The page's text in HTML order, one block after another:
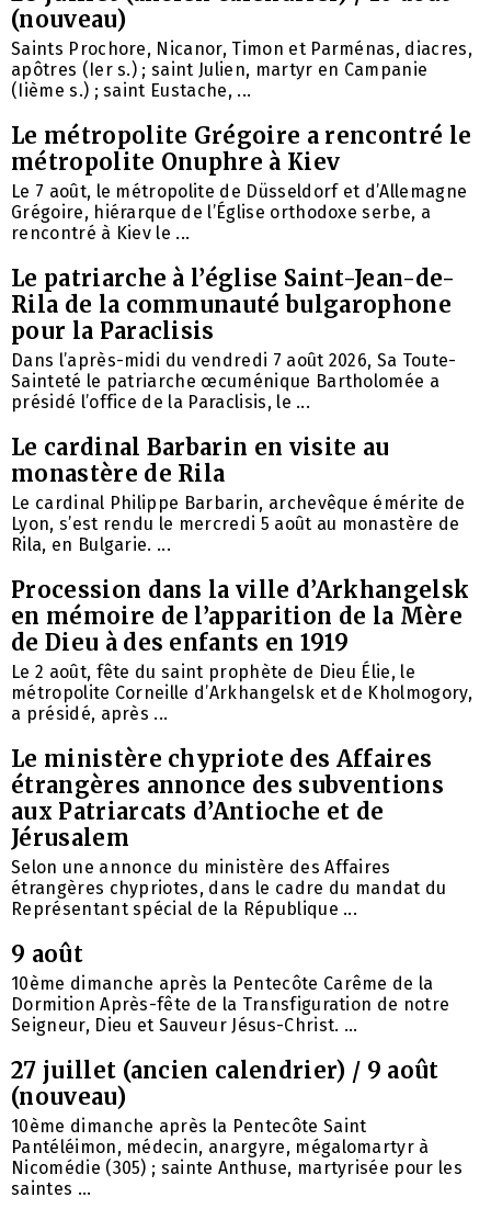
(nouveau)
Saints Prochore, Nicanor, Timon et Parménas, diacres,
apôtres (Ier s.) ; saint Julien, martyr en Campanie
(Iième s.) ; saint Eustache, ...
Le métropolite Grégoire a rencontré le
métropolite Onuphre à Kiev
Le 7 août, le métropolite de Düsseldorf et d’Allemagne
Grégoire, hiérarque de l’Église orthodoxe serbe, a
rencontré à Kiev le ...
Le patriarche à l’église Saint-Jean-de-
Rila de la communauté bulgarophone
pour la Paraclisis
Dans l’après-midi du vendredi 7 août 2026, Sa Toute-
Sainteté le patriarche œcuménique Bartholomée a
présidé l’office de la Paraclisis, le ...
Le cardinal Barbarin en visite au
monastère de Rila
Le cardinal Philippe Barbarin, archevêque émérite de
Lyon, s’est rendu le mercredi 5 août au monastère de
Rila, en Bulgarie. ...
Procession dans la ville d’Arkhangelsk
en mémoire de l’apparition de la Mère
de Dieu à des enfants en 1919
Le 2 août, fête du saint prophète de Dieu Élie, le
métropolite Corneille d’Arkhangelsk et de Kholmogory,
a présidé, après ...
Le ministère chypriote des Affaires
étrangères annonce des subventions
aux Patriarcats d’Antioche et de
Jérusalem
Selon une annonce du ministère des Affaires
étrangères chypriotes, dans le cadre du mandat du
Représentant spécial de la République ...
9 août
10ème dimanche après la Pentecôte Carême de la
Dormition Après-fête de la Transfiguration de notre
Seigneur, Dieu et Sauveur Jésus-Christ. ...
27 juillet (ancien calendrier) / 9 août
(nouveau)
10ème dimanche après la Pentecôte Saint
Pantéléimon, médecin, anargyre, mégalomartyr à
Nicomédie (305) ; sainte Anthuse, martyrisée pour les
saintes ...